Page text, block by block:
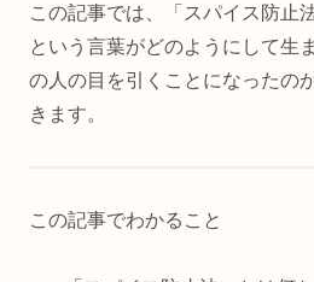
この記事では、「スパイス防止
という言葉がどのようにして生
の人の目を引くことになったの
きます。
この記事でわかること